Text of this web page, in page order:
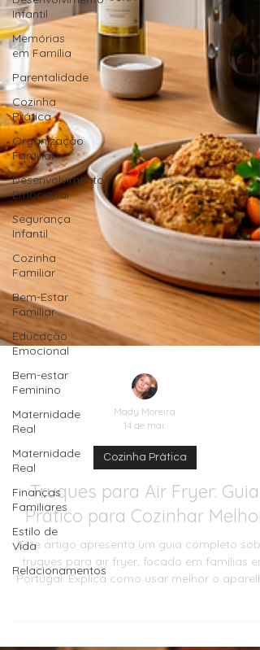
Infantil
Memórias
em Família
Parentalidade
Cozinha
Prática
Organização
Familiar
Desenvolvimento
Emocional
Segurança
Infantil
Cozinha
Familiar
Bem-Estar
Familiar
Educação
Emocional
Bem-estar
Feminino
Maternidade
Real
Maternidade
Real
Finanças
Familiares
Estilo de
Vida
Relacionamentos
Mady Moreira
14 de mai.
Cozinha Prática
Truques para Air Fryer: Guia
Prático para Cozinhar Melhor
Este artigo apresenta um guia completo